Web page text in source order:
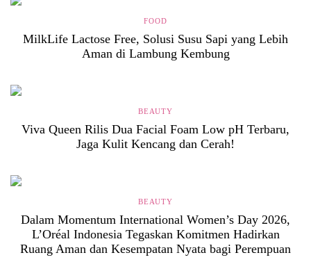
FOOD
MilkLife Lactose Free, Solusi Susu Sapi yang Lebih
Aman di Lambung Kembung
BEAUTY
Viva Queen Rilis Dua Facial Foam Low pH Terbaru,
Jaga Kulit Kencang dan Cerah!
BEAUTY
Dalam Momentum International Women’s Day 2026,
L’Oréal Indonesia Tegaskan Komitmen Hadirkan
Ruang Aman dan Kesempatan Nyata bagi Perempuan